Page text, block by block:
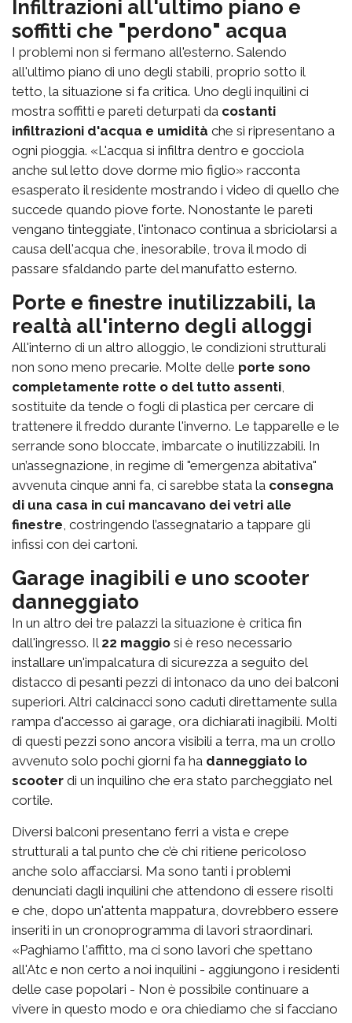
Infiltrazioni all'ultimo piano e
soffitti che "perdono" acqua
I problemi non si fermano all'esterno. Salendo
all'ultimo piano di uno degli stabili, proprio sotto il
tetto, la situazione si fa critica. Uno degli inquilini ci
mostra soffitti e pareti deturpati da costanti
infiltrazioni d'acqua e umidità che si ripresentano a
ogni pioggia. «L'acqua si infiltra dentro e gocciola
anche sul letto dove dorme mio figlio» racconta
esasperato il residente mostrando i video di quello che
succede quando piove forte. Nonostante le pareti
vengano tinteggiate, l'intonaco continua a sbriciolarsi a
causa dell'acqua che, inesorabile, trova il modo di
passare sfaldando parte del manufatto esterno.
Porte e finestre inutilizzabili, la
realtà all'interno degli alloggi
All'interno di un altro alloggio, le condizioni strutturali
non sono meno precarie. Molte delle porte sono
completamente rotte o del tutto assenti
sostituite da tende o fogli di plastica per cercare di
trattenere il freddo durante l'inverno. Le tapparelle e le
serrande sono bloccate, imbarcate o inutilizzabili. In
un’assegnazione, in regime di "emergenza abitativa"
avvenuta cinque anni fa, ci sarebbe stata la consegna
di una casa in cui mancavano dei vetri alle
finestre , costringendo l’assegnatario a tappare gli
infissi con dei cartoni.
Garage inagibili e uno scooter
danneggiato
In un altro dei tre palazzi la situazione è critica fin
dall'ingresso. Il 22 maggio si è reso necessario
installare un'impalcatura di sicurezza a seguito del
distacco di pesanti pezzi di intonaco da uno dei balconi
superiori. Altri calcinacci sono caduti direttamente sulla
rampa d'accesso ai garage, ora dichiarati inagibili. Molti
di questi pezzi sono ancora visibili a terra, ma un crollo
avvenuto solo pochi giorni fa ha danneggiato lo
scooter di un inquilino che era stato parcheggiato nel
cortile.
Diversi balconi presentano ferri a vista e crepe
strutturali a tal punto che c’è chi ritiene pericoloso
anche solo affacciarsi. Ma sono tanti i problemi
denunciati dagli inquilini che attendono di essere risolti
e che, dopo un'attenta mappatura, dovrebbero essere
inseriti in un cronoprogramma di lavori straordinari.
«Paghiamo l'affitto, ma ci sono lavori che spettano
all'Atc e non certo a noi inquilini - aggiungono i residenti
delle case popolari - Non è possibile continuare a
vivere in questo modo e ora chiediamo che si facciano